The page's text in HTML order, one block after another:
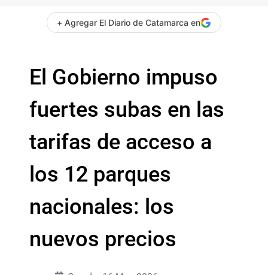
+ Agregar El Diario de Catamarca en
El Gobierno impuso
fuertes subas en las
tarifas de acceso a
los 12 parques
nacionales: los
nuevos precios